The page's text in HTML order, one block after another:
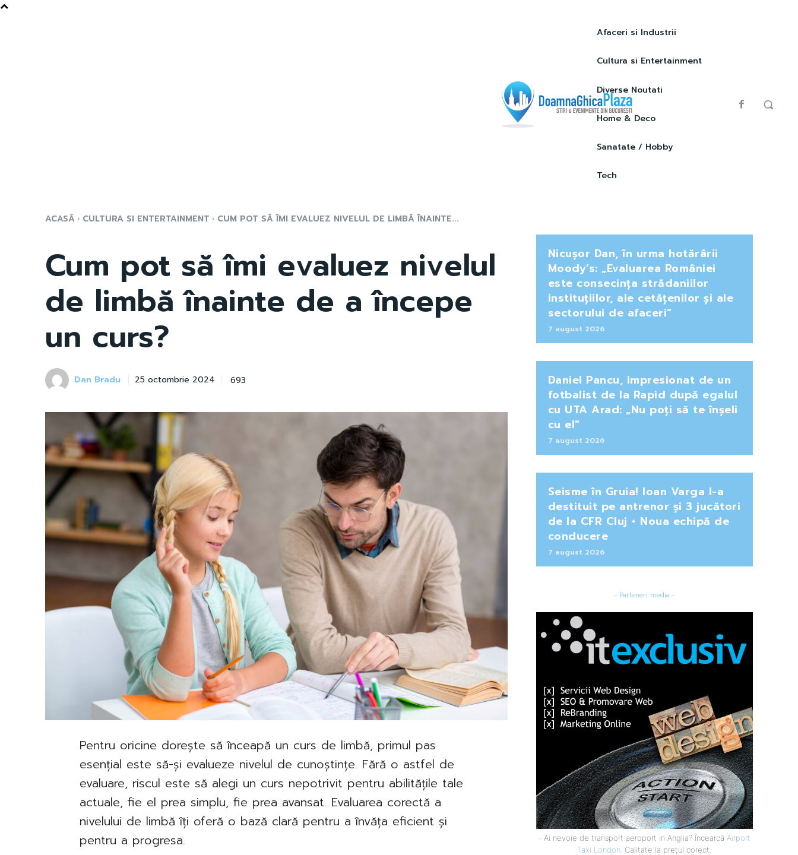
Afaceri si Industrii
Cultura si Entertainment
Diverse Noutati
Home & Deco
Sanatate / Hobby
Tech
ACASĂ CULTURA SI ENTERTAINMENT CUM POT SĂ ÎMI EVALUEZ NIVELUL DE LIMBĂ ÎNAINTE...
Cum pot să îmi evaluez nivelul
de limbă înainte de a începe
un curs?
Dan Bradu 25 octombrie 2024 693
Pentru oricine dorește să înceapă un curs de limbă, primul pas
esențial este să-și evalueze nivelul de cunoștințe. Fără o astfel de
evaluare, riscul este să alegi un curs nepotrivit pentru abilitățile tale
actuale, fie el prea simplu, fie prea avansat. Evaluarea corectă a
nivelului de limbă îți oferă o bază clară pentru a învăța eficient și
pentru a progresa.
Nicușor Dan, în urma hotărârii
Moody’s: „Evaluarea României
este consecința strădaniilor
instituțiilor, ale cetățenilor și ale
sectorului de afaceri”
7 august 2026
Daniel Pancu, impresionat de un
fotbalist de la Rapid după egalul
cu UTA Arad: „Nu poți să te înșeli
cu el”
7 august 2026
Seisme în Gruia! Ioan Varga l-a
destituit pe antrenor și 3 jucători
de la CFR Cluj + Noua echipă de
conducere
7 august 2026
- Parteneri media -
- Ai nevoie de transport aeroport in Anglia? Încearcă Airport
Taxi London . Calitate la prețul corect.